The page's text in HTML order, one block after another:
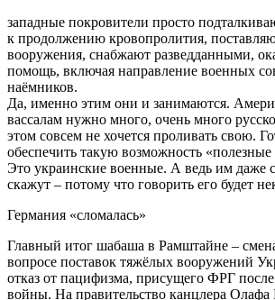
западные покровители просто
к продолжению кровопролития,
вооружения, снабжают разведданными,
помощь, включая направление военных
наёмников.
Да, именно этим они и занимаются.
вассалам нужно много, очень много
этом совсем не хочется проливать свою.
обеспечить такую возможность
Это украинские военные. А ведь им даже
скажут – потому что говорить его будет
Германия «сломалась»
Главный итог шабаша в Рамштайне –
вопросе поставок тяжёлых вооружений
отказ от пацифизма, присущего ФРГ
войны. На правительство канцлера